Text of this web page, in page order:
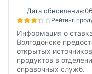
Дата обновления:
Рейтинг
Информация о
Волгодонске
открытых
продуктов в
справочных служб.